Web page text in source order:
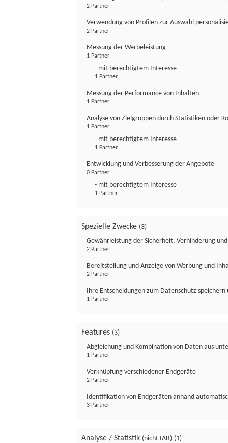
2 Partner
Verwendung von Profilen zur Auswahl
2 Partner
Messung der Werbeleistung
1 Partner
- mit berechtigtem Interesse
1 Partner
Messung der Performance von Inhalten
1 Partner
Analyse von Zielgruppen durch Statistiken oder
1 Partner
- mit berechtigtem Interesse
1 Partner
Entwicklung und Verbesserung der Angebote
0 Partner
- mit berechtigtem Interesse
1 Partner
Spezielle Zwecke (3)
Gewährleistung der Sicherheit, Verhinderung
2 Partner
Bereitstellung und Anzeige von Werbung und
2 Partner
Ihre Entscheidungen zum Datenschutz
1 Partner
Features (3)
Abgleichung und Kombination von Daten aus
1 Partner
Verknüpfung verschiedener Endgeräte
2 Partner
Identifikation von Endgeräten anhand
3 Partner
Analyse / Statistik (nicht IAB) (1)